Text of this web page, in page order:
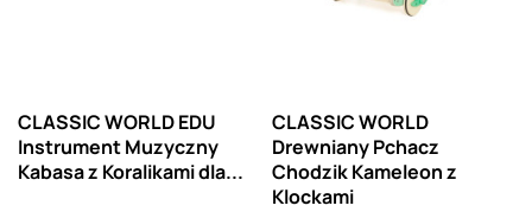
CLASSIC WORLD EDU
Instrument Muzyczny
Kabasa z Koralikami dla...
CLASSIC WORLD
Drewniany Pchacz
Chodzik Kameleon z
Klockami